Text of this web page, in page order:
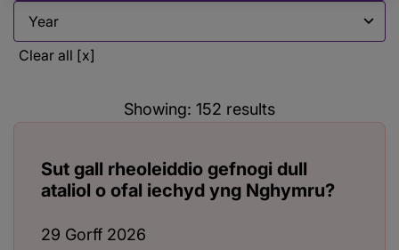
Clear all [x]
Showing: 152 results
Sut gall rheoleiddio gefnogi dull
ataliol o ofal iechyd yng Nghymru?
29 Gorff 2026